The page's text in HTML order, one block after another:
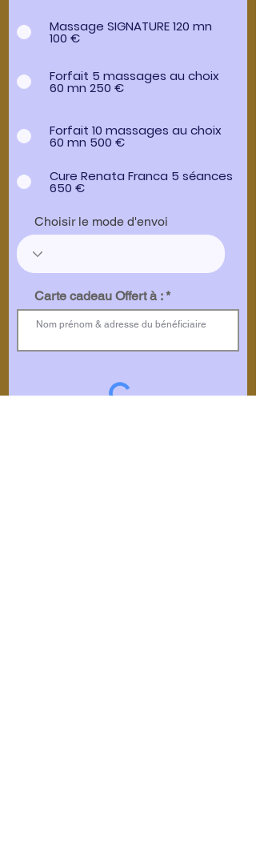
Massage SIGNATURE 120 mn
100 €
Forfait 5 massages au choix
60 mn 250 €
Forfait 10 massages au choix
60 mn 500 €
Cure Renata Franca 5 séances
650 €
Choisir le mode d'envoi
Carte cadeau Offert à :